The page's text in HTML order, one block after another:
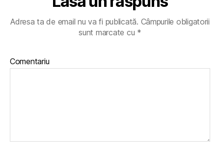
Adresa ta de email nu va fi publicată. Câmpurile obligatorii
sunt marcate cu *
Comentariu